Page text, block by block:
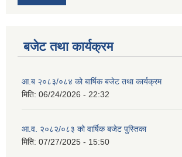
बजेट तथा कार्यक्रम
आ.ब २०८३/०८४ को बार्षिक बजेट तथा कार्यक्रम
मिति: 06/24/2026 - 22:32
आ.व. २०८२/०८३ को वार्षिक बजेट पुस्तिका
मिति: 07/27/2025 - 15:50